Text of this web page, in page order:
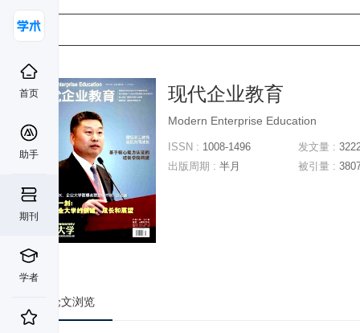
首页
助手
期刊
学者
现代企业教育
Modern Enterprise Education
ISSN : 1008-1496
出版周期 : 半月
发文量 :
被引量 :
论文浏览